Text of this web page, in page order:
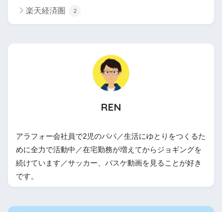
楽天経済圏 2
REN
アラフォー会社員で2児のパパ／生活にゆとりをつくるた
めに全力で活動中／在宅勤務が増えてからジョギングを
続けています／サッカー、バスケ動画を見ることが好き
です。